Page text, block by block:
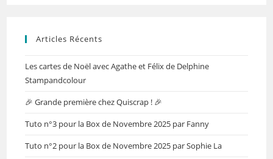
Articles Récents
Les cartes de Noël avec Agathe et Félix de Delphine
Stampandcolour
🎉 Grande première chez Quiscrap ! 🎉
Tuto n°3 pour la Box de Novembre 2025 par Fanny
Tuto n°2 pour la Box de Novembre 2025 par Sophie La